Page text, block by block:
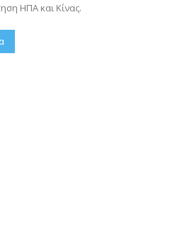
ΗΠΑ και Κίνας.